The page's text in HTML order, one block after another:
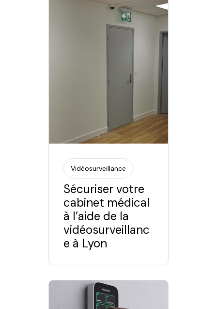
Vidéosurveillance
Sécuriser votre
cabinet médical
à l’aide de la
vidéosurveillanc
e à Lyon